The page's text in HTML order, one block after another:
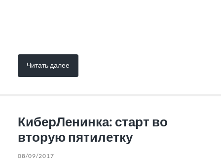
Читать далее
КиберЛенинка: старт во
вторую пятилетку
08/09/2017